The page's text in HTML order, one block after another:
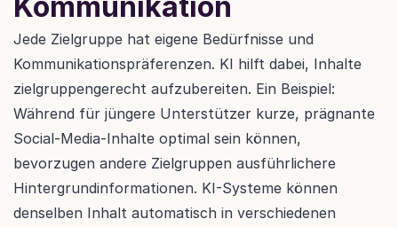
Jede Zielgruppe hat eigene Bedürfnisse und
Kommunikationspräferenzen. KI hilft dabei, Inhalte
zielgruppengerecht aufzubereiten. Ein Beispiel:
Während für jüngere Unterstützer kurze, prägnante
Social-Media-Inhalte optimal sein können,
bevorzugen andere Zielgruppen ausführlichere
Hintergrundinformationen. KI-Systeme können
denselben Inhalt automatisch in verschiedenen